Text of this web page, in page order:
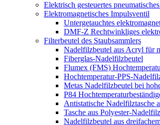
Elektrisch gesteuertes
Elektromagnetisches Impulsventil
Untergetauchtes
DMF-Z Rechtwinkliges
Filterbeutel des Staubsammlers
Nadelfilzbeutel aus Acryl für
Fiberglas-Nadelfilzbeutel
Flumex (FMS)
Hochtemperatur-PPS-
Metas Nadelfilzbeutel bei
P84
Antistatische Nadelfilztasche
Tasche aus Polyester-Nadelfilz
Nadelfilzbeutel aus